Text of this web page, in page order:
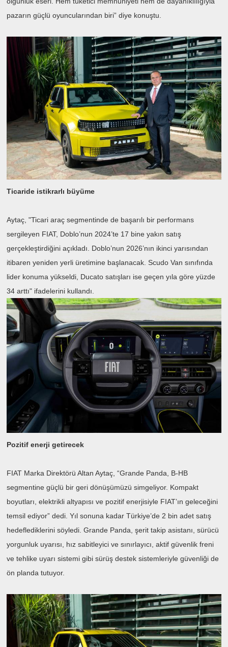
pazarın güçlü oyuncularından biri” diye konuştu.
Ticaride istikrarlı büyüme
Aytaç, "Ticari araç segmentinde de başarılı bir performans
sergileyen FIAT, Doblo’nun 2024’te 17 bine yakın satış
gerçekleştirdiğini açıkladı. Doblo’nun 2026’nın ikinci yarısından
itibaren yeniden yerli üretimine başlanacak. Scudo Van sınıfında
lider konuma yükseldi, Ducato satışları ise geçen yıla göre yüzde
34 arttı" ifadelerini kullandı.
Pozitif enerji getirecek
FIAT Marka Direktörü Altan Aytaç, “Grande Panda, B-HB
segmentine güçlü bir geri dönüşümüzü simgeliyor. Kompakt
boyutları, elektrikli altyapısı ve pozitif enerjisiyle FIAT’ın geleceğini
temsil ediyor” dedi. Yıl sonuna kadar Türkiye’de 2 bin adet satış
hedeflediklerini söyledi. Grande Panda, şerit takip asistanı, sürücü
yorgunluk uyarısı, hız sabitleyici ve sınırlayıcı, aktif güvenlik freni
ve tehlike uyarı sistemi gibi sürüş destek sistemleriyle güvenliği de
ön planda tutuyor.